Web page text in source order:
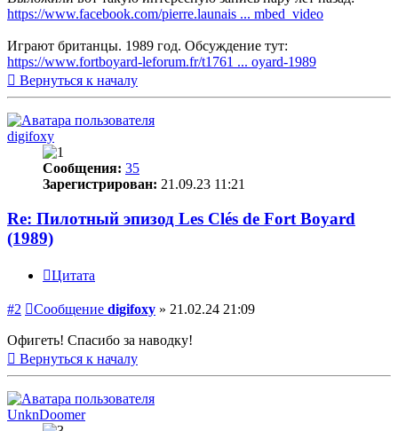
https://www.facebook.com/pierre.launais ... mbed_video
Играют британцы. 1989 год. Обсуждение тут:
https://www.fortboyard-leforum.fr/t1761 ... oyard-1989
Вернуться к началу
digifoxy
Сообщения: 35
Зарегистрирован: 21.09.23 11:21
Re: Пилотный эпизод Les Clés de Fort Boyard
(1989)
Цитата
#2 Сообщение digifoxy » 21.02.24 21:09
Офигеть! Спасибо за наводку!
Вернуться к началу
UnknDoomer